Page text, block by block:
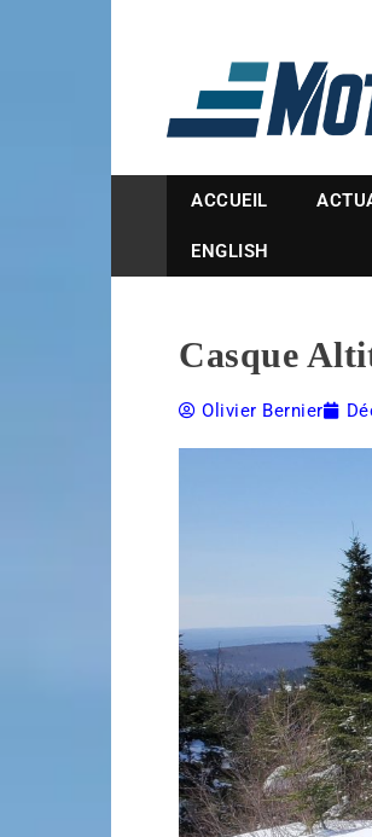
Magazine
ACCUEIL
ENGLISH
Casque
Olivier Bernier